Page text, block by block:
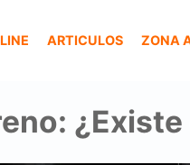
ARTICULOS ZONA